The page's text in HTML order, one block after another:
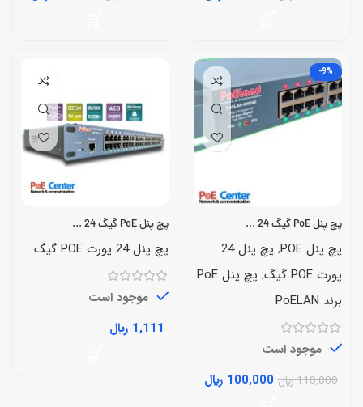
-9%
پچ‌ پنل PoE گیگ 24 پورت مدل PoELan-20024G
پچ پنل POE ,
پچ پنل 24
پورت POE گیگ
,
پچ پنل PoE
برند PoELAN
موجود است
110,000﷼ 100,000 ﷼
پچ پنل PoE گیگ 24 پورت مدیریتی مدل 2400GM+ برند Poeland
پچ پنل 24 پورت POE گیگ
موجود است
1,111 ﷼